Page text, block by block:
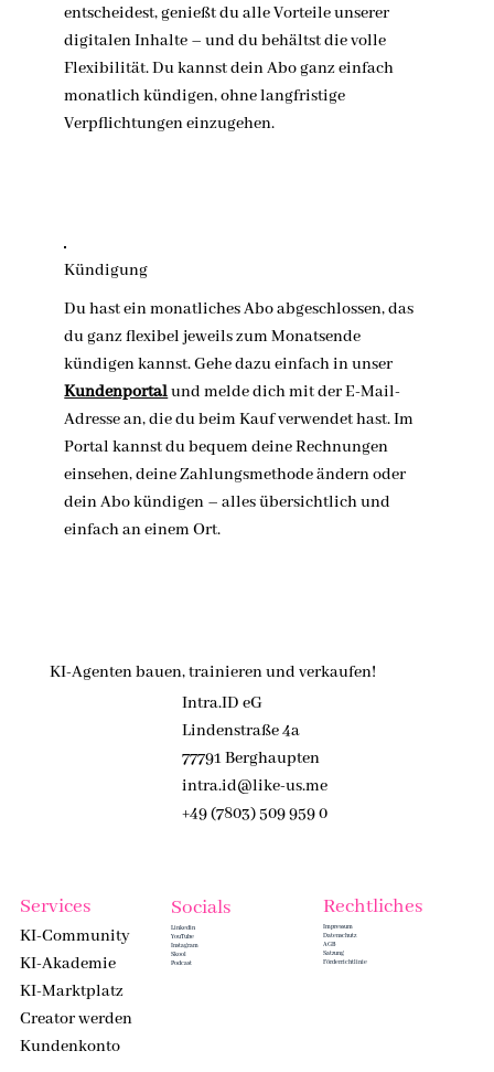
entscheidest, genießt du alle Vorteile unserer
digitalen Inhalte – und du behältst die volle
Flexibilität. Du kannst dein Abo ganz einfach
monatlich kündigen, ohne langfristige
Verpflichtungen einzugehen.
Kündigung
Du hast ein monatliches Abo abgeschlossen, das
du ganz flexibel jeweils zum Monatsende
kündigen kannst. Gehe dazu einfach in unser
Kundenportalund melde dich mit der E-Mail-
Adresse an, die du beim Kauf verwendet hast. Im
Portal kannst du bequem deine Rechnungen
einsehen, deine Zahlungsmethode ändern oder
dein Abo kündigen – alles übersichtlich und
einfach an einem Ort.
KI-Agenten bauen, trainieren und verkaufen!
Intra.ID eG
Lindenstraße 4a
77791 Berghaupten
intra.id@like-us.me
+49 (7803) 509 959 0
Services
KI-Community
KI-Akademie
KI-Marktplatz
Creator werden
Kundenkonto
Socials
Linkedin
YouTube
Instagram
Skool
Podcast
Rechtliches
Impressum
Datenschutz
AGB
Satzung
Förderrichtlinie